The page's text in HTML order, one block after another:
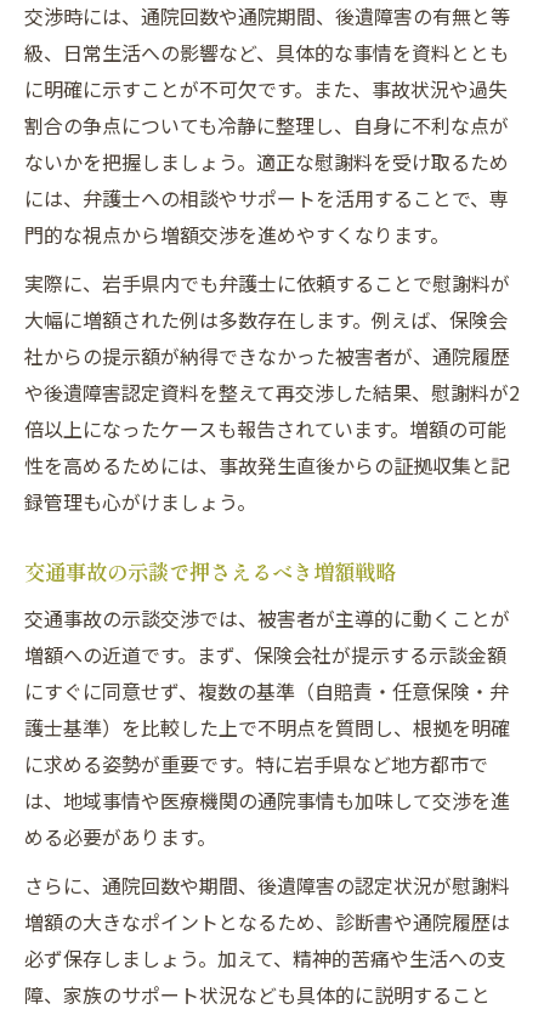
交渉時には、通院回数や通院期間、後遺障害の有無と等
級、日常生活への影響など、具体的な事情を資料ととも
に明確に示すことが不可欠です。また、事故状況や過失
割合の争点についても冷静に整理し、自身に不利な点が
ないかを把握しましょう。適正な慰謝料を受け取るため
には、弁護士への相談やサポートを活用することで、専
門的な視点から増額交渉を進めやすくなります。
実際に、岩手県内でも弁護士に依頼することで慰謝料が
大幅に増額された例は多数存在します。例えば、保険会
社からの提示額が納得できなかった被害者が、通院履歴
や後遺障害認定資料を整えて再交渉した結果、慰謝料が2
倍以上になったケースも報告されています。増額の可能
性を高めるためには、事故発生直後からの証拠収集と記
録管理も心がけましょう。
交通事故の示談で押さえるべき増額戦略
交通事故の示談交渉では、被害者が主導的に動くことが
増額への近道です。まず、保険会社が提示する示談金額
にすぐに同意せず、複数の基準（自賠責・任意保険・弁
護士基準）を比較した上で不明点を質問し、根拠を明確
に求める姿勢が重要です。特に岩手県など地方都市で
は、地域事情や医療機関の通院事情も加味して交渉を進
める必要があります。
さらに、通院回数や期間、後遺障害の認定状況が慰謝料
増額の大きなポイントとなるため、診断書や通院履歴は
必ず保存しましょう。加えて、精神的苦痛や生活への支
障、家族のサポート状況なども具体的に説明すること